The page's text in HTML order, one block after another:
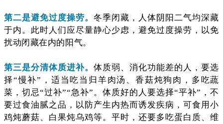
第二是避免过度操劳。冬季闭藏，人体阴阳二气均深藏
于内。此时人们应尽量静心少虑，避免过度操劳，以免
扰动闭藏在内的阳气。
第三是分清体质进补。体质弱、消化功能差的人，要选
择“慢补”，适当吃当归羊肉汤、香菇炖狗肉，多吃蔬
菜，切忌“过补”“急补”。体质好的人要选择“平补”，不
要过食油腻之品，以防产生内热而诱发疾病，可食用小
鸡炖蘑菇、白果炖乌鸡等。平时，还要多吃蛋白质、维